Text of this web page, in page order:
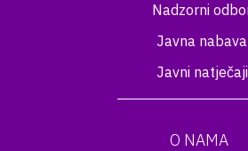
Nadzorni
Javna nabava
Javni natječaji
O NAMA